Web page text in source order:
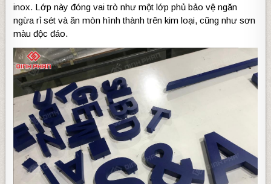
inox. Lớp này đóng vai trò như một lớp phủ bảo vệ ngăn
ngừa rỉ sét và ăn mòn hình thành trên kim loại, cũng như sơn
màu độc đáo.